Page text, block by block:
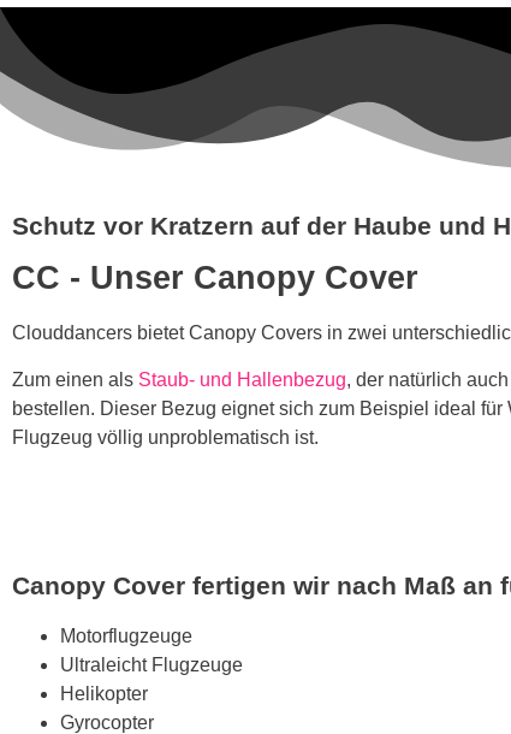
Schutz vor Kratzern auf der Haube und
CC - Unser Canopy Cover
Clouddancers bietet Canopy Covers in zwei
Zum einen als Staub- und Hallenbezug, der natürlich
bestellen. Dieser Bezug eignet sich zum Beispiel ideal
Flugzeug völlig unproblematisch ist.
Canopy Cover fertigen wir nach Maß an
Motorflugzeuge
Ultraleicht Flugzeuge
Helikopter
Gyrocopter